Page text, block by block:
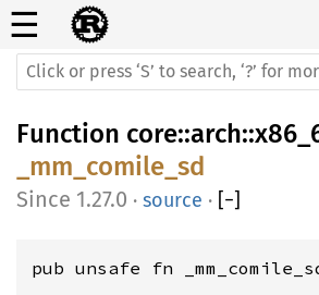
☰
Function core::arch::
_mm_comile_sd
1.27.0 · source · [−]
pub unsafe fn